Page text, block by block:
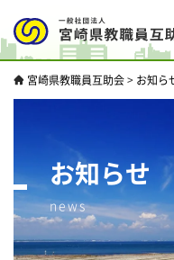
宮崎県教職員互助会> お知ら
お知らせ
news